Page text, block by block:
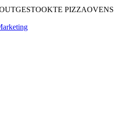
PIZZAOVENS